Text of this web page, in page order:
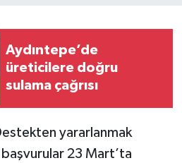
Aydıntepe’de
üreticilere doğru
sulama çağrısı
yararlanmak
23 Mart’ta